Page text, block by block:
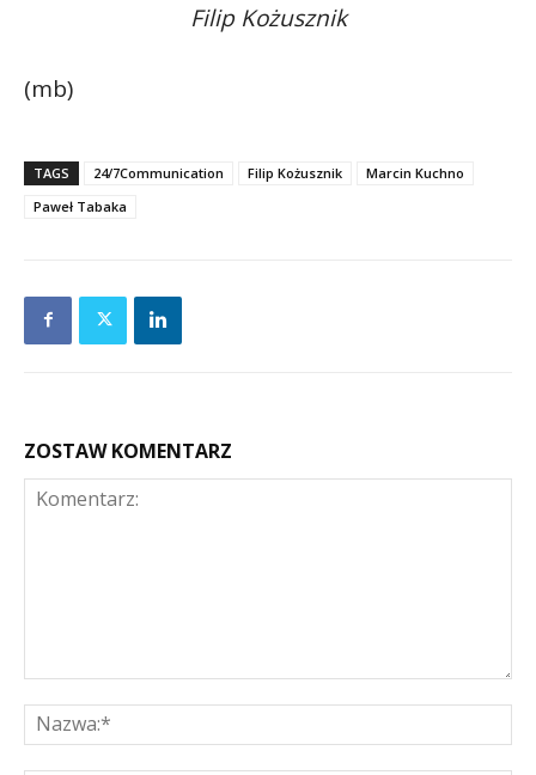
Filip Kożusznik
(mb)
TAGS 24/7Communication Filip Kożusznik
Marcin Kuchno
Paweł Tabaka
ZOSTAW KOMENTARZ